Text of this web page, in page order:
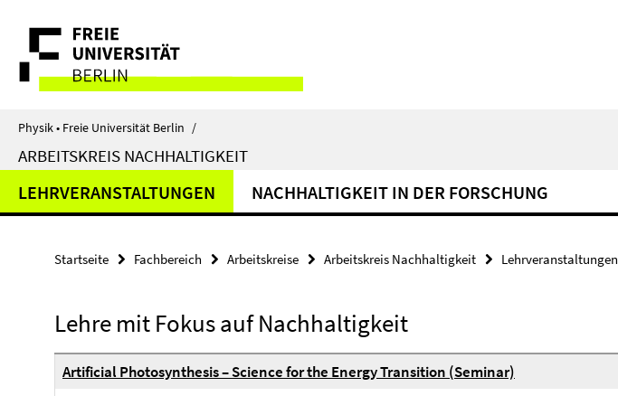
direkt
Inhalt
Service-
Navigation
Physik • Freie Universität Berlin /
ARBEITSKREIS NACHHALTIGKEIT
LEHRVERANSTALTUNGEN NACHHALTIGKEIT IN DER FORSCHUNG
Startseite Fachbereich Arbeitskreise Arbeitskreis Nachhaltigkeit Lehrveranstaltungen
Lehre mit Fokus auf Nachhaltigkeit
Artificial Photosynthesis – Science for the Energy Transition (Seminar)